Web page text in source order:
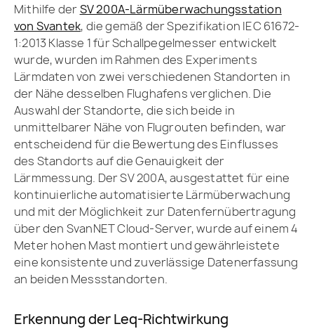
Mithilfe derSV 200A-Lärmüberwachungsstation
von Svantek, die gemäß der Spezifikation IEC 61672-
1:2013 Klasse 1 für Schallpegelmesser entwickelt
wurde, wurden im Rahmen des Experiments
Lärmdaten von zwei verschiedenen Standorten in
der Nähe desselben Flughafens verglichen. Die
Auswahl der Standorte, die sich beide in
unmittelbarer Nähe von Flugrouten befinden, war
entscheidend für die Bewertung des Einflusses
des Standorts auf die Genauigkeit der
Lärmmessung. Der SV 200A, ausgestattet für eine
kontinuierliche automatisierte Lärmüberwachung
und mit der Möglichkeit zur Datenfernübertragung
über den SvanNET Cloud-Server, wurde auf einem 4
Meter hohen Mast montiert und gewährleistete
eine konsistente und zuverlässige Datenerfassung
an beiden Messstandorten.
Erkennung der Leq-Richtwirkung